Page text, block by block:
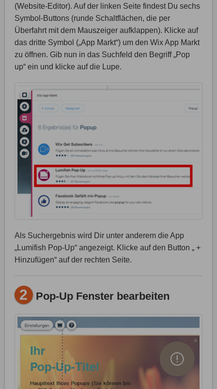
(Website-Editor). Auf der linken Seite findest Du sechs
Symbol-Buttons (runde Schaltflächen, die per
Überfahrt mit dem Mauszeiger aufklappen). Klicke auf
das dritte Symbol („App Markt“) um den Wix App Markt
zu öffnen. Gib nun in das Suchfeld den Begriff „Pop
up“ ein und klicke auf die Lupe.
Als Suchergebnis wird Dir unter anderem die App
„Lumifish Pop-Up“ angezeigt. Klicke auf den Button „ +
Hinzufügen“ auf der rechten Seite.
2 Pop-Up Fenster bearbeiten